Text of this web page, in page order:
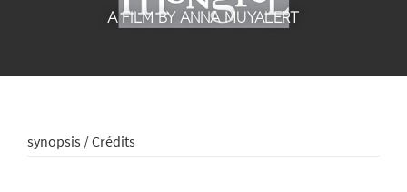
A FILM BY ANNA MUYALERT
synopsis / Crédits